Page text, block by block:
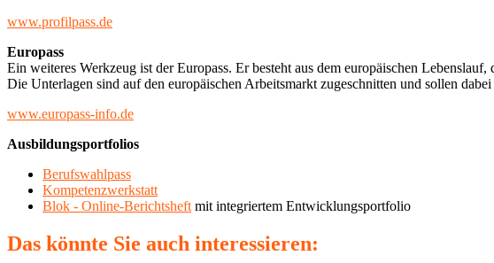
www.profilpass.de
Europass
Ein weiteres Werkzeug ist der Europass. Er besteht aus dem europäischen
Die Unterlagen sind auf den europäischen Arbeitsmarkt zugeschnitten und sollen
www.europass-info.de
Ausbildungsportfolios
Berufswahlpass
Kompetenzwerkstatt
Blok - Online-Berichtsheft mit integriertem Entwicklungsportfolio
Das könnte Sie auch interessieren: